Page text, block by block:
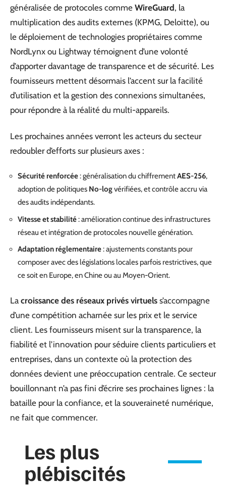
généralisée de protocoles comme WireGuard, la
multiplication des audits externes (KPMG, Deloitte), ou
le déploiement de technologies propriétaires comme
NordLynx ou Lightway témoignent d’une volonté
d’apporter davantage de transparence et de sécurité. Les
fournisseurs mettent désormais l’accent sur la facilité
d’utilisation et la gestion des connexions simultanées,
pour répondre à la réalité du multi-appareils.
Les prochaines années verront les acteurs du secteur
redoubler d’efforts sur plusieurs axes :
Sécurité renforcée: généralisation du chiffrementAES-256,
adoption de politiques No-logvérifiées, et contrôle accru via
des audits indépendants.
Vitesse et stabilité: amélioration continue des infrastructures
réseau et intégration de protocoles nouvelle génération.
Adaptation réglementaire: ajustements constants pour
composer avec des législations locales parfois restrictives, que
ce soit en Europe, en Chine ou au Moyen-Orient.
La croissance des réseaux privés virtuels s’accompagne
d’une compétition acharnée sur les prix et le service
client. Les fournisseurs misent sur la transparence, la
fiabilité et l’innovation pour séduire clients particuliers et
entreprises, dans un contexte où la protection des
données devient une préoccupation centrale. Ce secteur
bouillonnant n’a pas fini d’écrire ses prochaines lignes : la
bataille pour la confiance, et la souveraineté numérique,
ne fait que commencer.
Les plus
plébiscités